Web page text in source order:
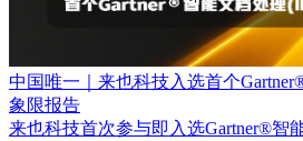
中国唯一｜来也科技入选首个
象限报告
来也科技首次参与即入选Gartner®智